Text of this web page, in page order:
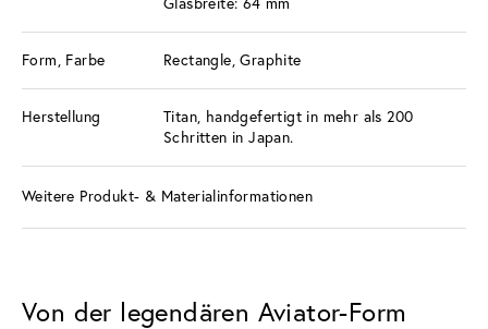
Form, Farbe Rectangle, Graphite
Herstellung
Titan, handgefertigt in mehr als 200
Schritten in Japan.
Weitere Produkt- & Materialinformationen
Von der legendären Aviator-Form